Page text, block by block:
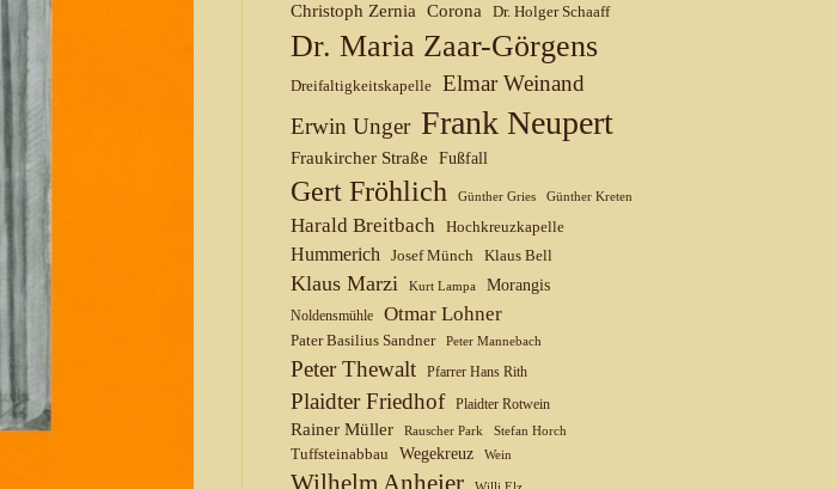
Christoph Zernia
Corona Dr. Holger Schaaff
Dr. Maria Zaar-Görgens
Dreifaltigkeitskapelle Elmar Weinand
Erwin Unger Frank Neupert
Fraukircher Straße Fußfall
Gert Fröhlich Günther Gries Günther Kreten
Harald Breitbach Hochkreuzkapelle
Hummerich Josef Münch Klaus Bell
Klaus Marzi Kurt Lampa Morangis
Noldensmühle Otmar Lohner
Pater Basilius Sandner Peter Mannebach
Peter Thewalt Pfarrer Hans Rith
Plaidter Friedhof Plaidter Rotwein
Rainer Müller Rauscher Park Stefan Horch
Tuffsteinabbau Wegekreuz Wein
Wilhelm Anheier